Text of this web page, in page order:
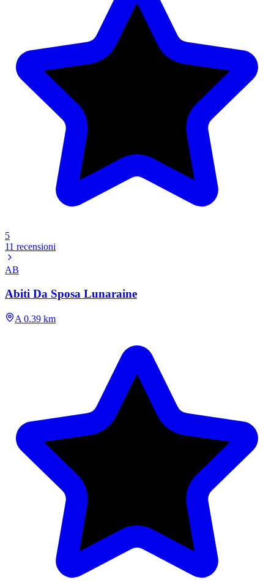
5
11 recensioni
AB
Abiti Da Sposa Lunaraine
A 0.39 km